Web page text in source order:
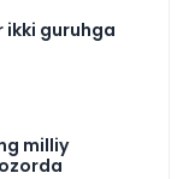
guruhga
milliy